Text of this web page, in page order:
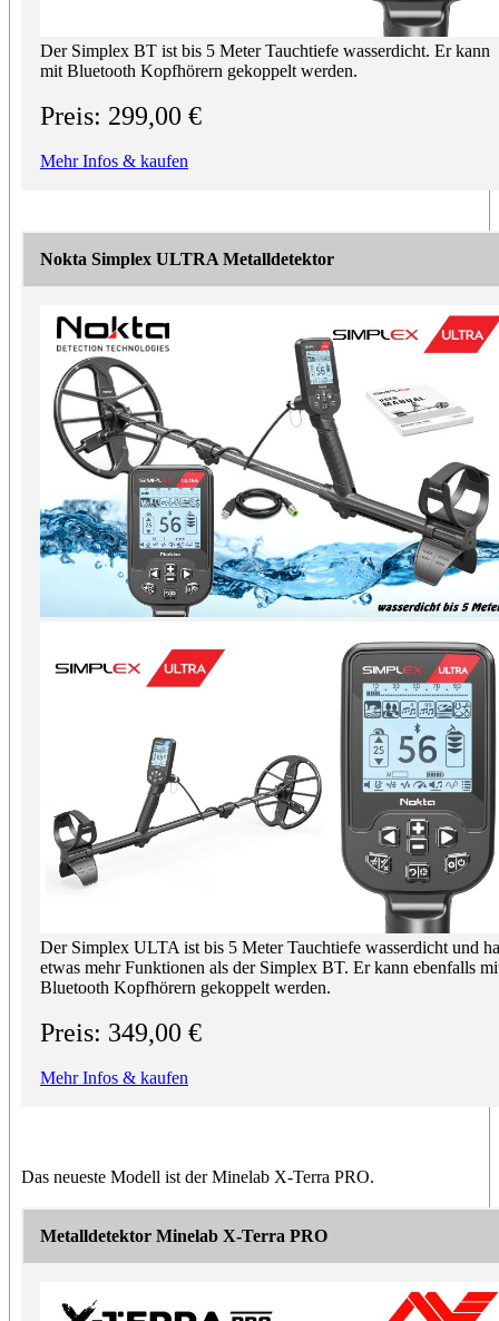
Der Simplex BT ist bis 5 Meter Tauchtiefe wasserdicht. Er kann
mit Bluetooth Kopfhörern gekoppelt werden.
Preis: 299,00 €
Mehr Infos & kaufen
Nokta Simplex ULTRA Metalldetektor
Der Simplex ULTA ist bis 5 Meter Tauchtiefe wasserdicht und
etwas mehr Funktionen als der Simplex BT. Er kann ebenfalls
Bluetooth Kopfhörern gekoppelt werden.
Preis: 349,00 €
Mehr Infos & kaufen
Das neueste Modell ist der Minelab X-Terra PRO.
Metalldetektor Minelab X-Terra PRO